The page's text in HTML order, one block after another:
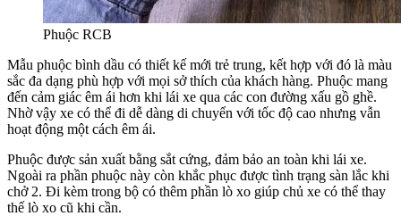
Phuộc RCB
Mẫu phuộc bình dầu có thiết kế mới trẻ trung, kết hợp với đó là màu
sắc đa dạng phù hợp với mọi sở thích của khách hàng. Phuộc mang
đến cảm giác êm ái hơn khi lái xe qua các con đường xấu gồ ghề.
Nhờ vậy xe có thể đi dễ dàng di chuyển với tốc độ cao nhưng vẫn
hoạt động một cách êm ái.
Phuộc được sản xuất bằng sắt cứng, đảm bảo an toàn khi lái xe.
Ngoài ra phần phuộc này còn khắc phục được tình trạng sàn lắc khi
chở 2. Đi kèm trong bộ có thêm phần lò xo giúp chủ xe có thể thay
thế lò xo cũ khi cần.